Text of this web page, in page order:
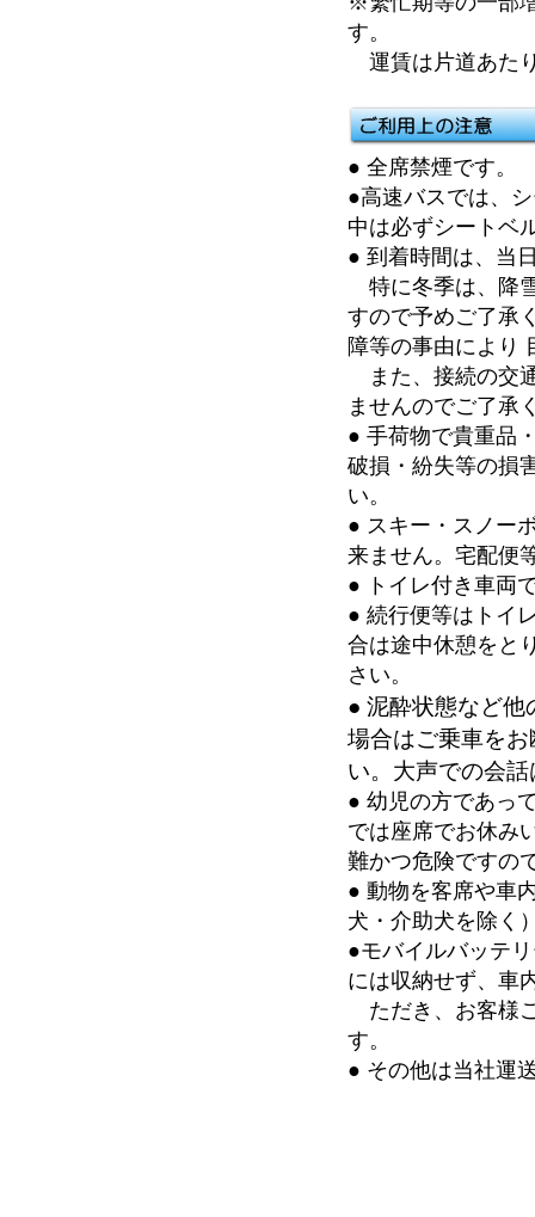
す。
運賃は片道あた
● 全席禁煙です。
●高速バスでは、
中は必ずシートベ
● 到着時間は、当
特に冬季は、降
すので予めご了承
障等の事由により
また、接続の交
ませんのでご了承
● 手荷物で貴重品
破損・紛失等の損
い。
● スキー・スノー
来ません。宅配便
● トイレ付き車両
● 続行便等はトイ
合は途中休憩をと
さい。
●泥酔状態など他
場合はご乗車を
い。大声での会
● 幼児の方であっ
では座席でお休み
難かつ危険ですの
● 動物を客席や車
犬・介助犬を除く
●モバイルバッテ
には収納せず、車
ただき、お客様
す。
● その他は当社運